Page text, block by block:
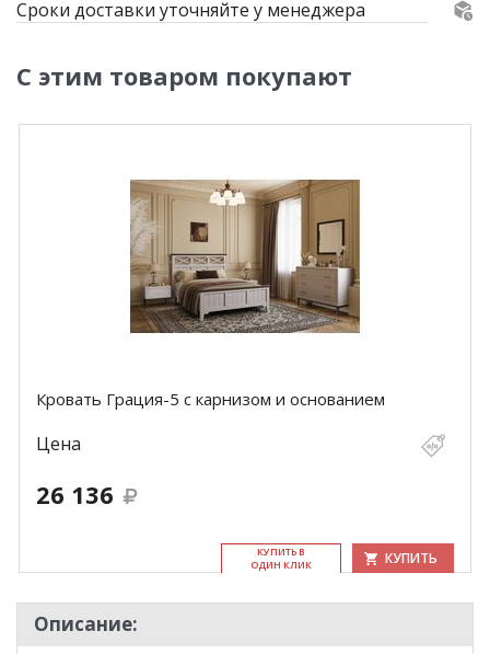
Сроки доставки уточняйте у менеджера
С этим товаром покупают
Кровать Грация-5 с карнизом и основанием
Цена
26 136
КУ­ПИТЬ В
ОДИН КЛИК
КУПИТЬ
Описание: